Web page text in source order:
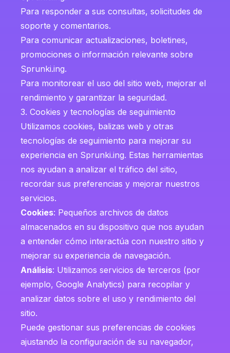
Para responder a sus consultas, solicitudes de
soporte y comentarios.
Para comunicar actualizaciones, boletines,
promociones o información relevante sobre
Sprunki.ing.
Para monitorear el uso del sitio web, mejorar el
rendimiento y garantizar la seguridad.
3. Cookies y tecnologías de seguimiento
Utilizamos cookies, balizas web y otras
tecnologías de seguimiento para mejorar su
experiencia en Sprunki.ing. Estas herramientas
nos ayudan a analizar el tráfico del sitio,
recordar sus preferencias y mejorar nuestros
servicios.
Cookies: Pequeños archivos de datos
almacenados en su dispositivo que nos ayudan
a entender cómo interactúa con nuestro sitio y
mejorar su experiencia de navegación.
Análisis: Utilizamos servicios de terceros (por
ejemplo, Google Analytics) para recopilar y
analizar datos sobre el uso y rendimiento del
sitio.
Puede gestionar sus preferencias de cookies
ajustando la configuración de su navegador,